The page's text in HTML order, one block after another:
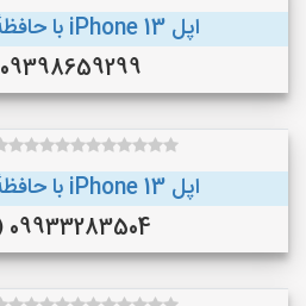
اپل iPhone 13 با حافظهٔ ۱۲۸ گیگابایت
09398659299 (ایلام)
اپل iPhone 13 با حافظهٔ ۱۲۸ گیگابایت
09933283504 (اردبیل )